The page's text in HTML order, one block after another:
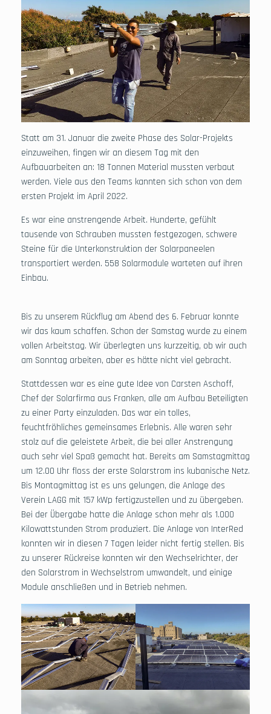
Statt am 31. Januar die zweite Phase des Solar-Projekts
einzuweihen, fingen wir an diesem Tag mit den
Aufbauarbeiten an: 18 Tonnen Material mussten verbaut
werden. Viele aus den Teams kannten sich schon von dem
ersten Projekt im April 2022.
Es war eine anstrengende Arbeit. Hunderte, gefühlt
tausende von Schrauben mussten festgezogen, schwere
Steine für die Unterkonstruktion der Solarpaneelen
transportiert werden. 558 Solarmodule warteten auf ihren
Einbau.
Bis zu unserem Rückflug am Abend des 6. Februar konnte
wir das kaum schaffen. Schon der Samstag wurde zu einem
vollen Arbeitstag. Wir überlegten uns kurzzeitig, ob wir auch
am Sonntag arbeiten, aber es hätte nicht viel gebracht.
Stattdessen war es eine gute Idee von Carsten Aschoff,
Chef der Solarfirma aus Franken, alle am Aufbau Beteiligten
zu einer Party einzuladen. Das war ein tolles,
feuchtfröhliches gemeinsames Erlebnis. Alle waren sehr
stolz auf die geleistete Arbeit, die bei aller Anstrengung
auch sehr viel Spaß gemacht hat. Bereits am Samstagmittag
um 12.00 Uhr floss der erste Solarstrom ins kubanische Netz.
Bis Montagmittag ist es uns gelungen, die Anlage des
Verein LAGG mit 157 kWp fertigzustellen und zu übergeben.
Bei der Übergabe hatte die Anlage schon mehr als 1.000
Kilowattstunden Strom produziert. Die Anlage von InterRed
konnten wir in diesen 7 Tagen leider nicht fertig stellen. Bis
zu unserer Rückreise konnten wir den Wechselrichter, der
den Solarstrom in Wechselstrom umwandelt, und einige
Module anschließen und in Betrieb nehmen.